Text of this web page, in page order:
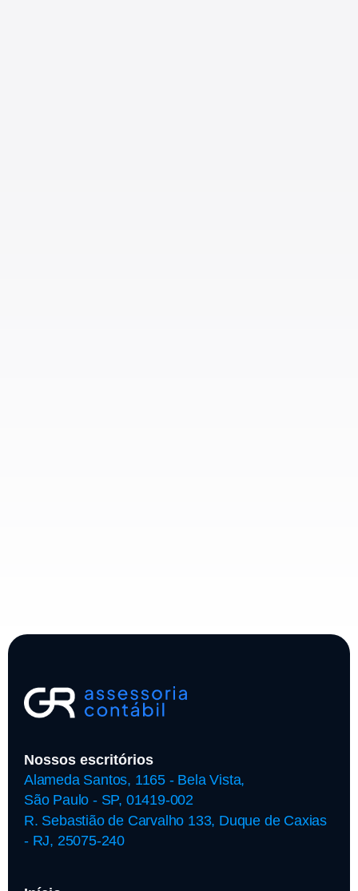
Nossos escritórios
Alameda Santos, 1165 - Bela Vista,
São Paulo - SP, 01419-002
R. Sebastião de Carvalho 133, Duque de Caxias
- RJ, 25075-240